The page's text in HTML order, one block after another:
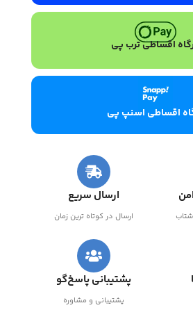
اقساطی ترب پی
اقساطی اسنپ پی
ارسال سریع
ارسال در کوتاه ترین زمان
پشتیبانی پاسخ‌گو
پشتیبانی و مشاوره